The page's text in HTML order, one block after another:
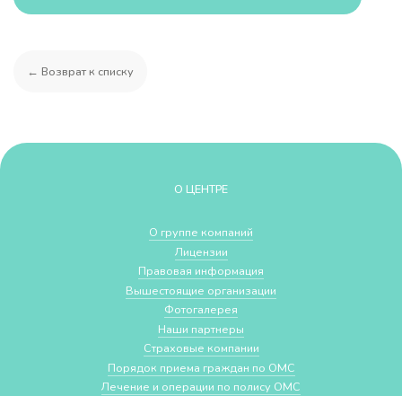
← Возврат к списку
О ЦЕНТРЕ
О группе компаний
Лицензии
Правовая информация
Вышестоящие организации
Фотогалерея
Наши партнеры
Страховые компании
Порядок приема граждан по ОМС
Лечение и операции по полису ОМС